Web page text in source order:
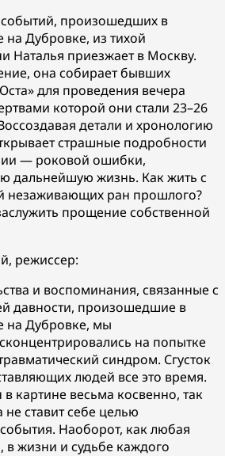
событий, произошедших в
на Дубровке, из тихой
Наталья приезжает в Москву.
она собирает бывших
для проведения вечера
которой они стали 23–26
детали и хронологию
страшные подробности
— роковой ошибки,
дальнейшую жизнь. Как жить с
незаживающих ран прошлого?
прощение собственной
режиссер:
и воспоминания, связанные с
давности, произошедшие в
на Дубровке, мы
на попытке
синдром. Сгусток
людей все это время.
картине весьма косвенно, так
ставит себе целью
события. Наоборот, как любая
в жизни и судьбе каждого